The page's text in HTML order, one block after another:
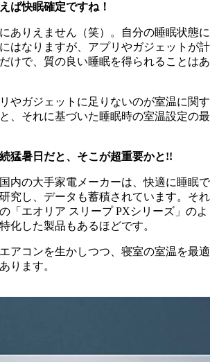
快眠確定ですね！
ありえません（笑）。自分の睡眠状態に
はなりますが、アプリやガジェットが計
けで、質の良い睡眠を得られることはあ
やガジェットに足りないのが室温に関す
、それに基づいた睡眠時の室温設定の最
猛暑日だと、そこが超重要かと!!
内の大手家電メーカーは、快適に睡眠で
究し、データも蓄積されています。それ
「エオリア スリープ PXシリーズ」のよ
化した製品もあるほどです。
アコンを生かしつつ、寝室の室温を最適
ります。